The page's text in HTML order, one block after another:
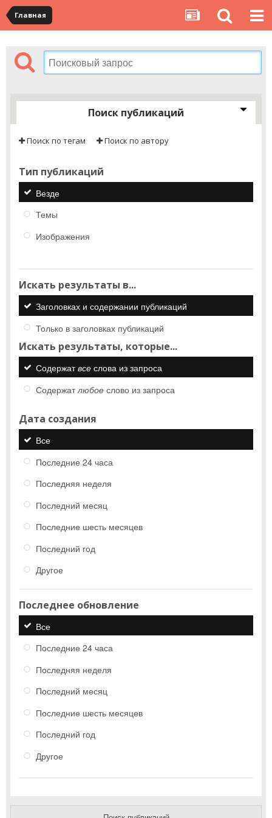
Главная
Поиск публикаций
Поиск по тегам Поиск по автору
Тип публикаций
Везде
Темы
Изображения
Искать результаты в...
Заголовках и содержании публикаций
Только в заголовках публикаций
Искать результаты, которые...
Содержатвсе слова из запроса
Содержатлюбое слово из запроса
Дата создания
Все
Последние 24 часа
Последняя неделя
Последний месяц
Последние шесть месяцев
Последний год
Другое
Последнее обновление
Все
Последние 24 часа
Последняя неделя
Последний месяц
Последние шесть месяцев
Последний год
Другое